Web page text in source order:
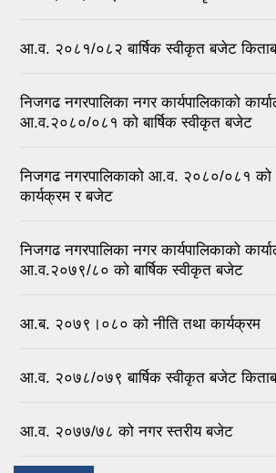
आ.व. २०८१/०८२ बार्षिक स्वीकृत बजेट किताब
निजगढ नगरपालिका नगर कार्यपालिकाको
आ.व.२०८०/०८१ को बार्षिक स्वीकृत बजेट
निजगढ नगरपालिकाको आ.व. २०८०/०८१ को
कार्यक्रम र बजेट
निजगढ नगरपालिका नगर कार्यपालिकाको
आ.व.२०७९/८० को बार्षिक स्वीकृत बजेट
आ.ब. २०७९।०८० को नीति तथा कार्यक्रम
आ.व. २०७८/०७९ बार्षिक स्वीकृत बजेट किताब
आ.व. २०७७/७८ को नगर स्तरीय बजेट